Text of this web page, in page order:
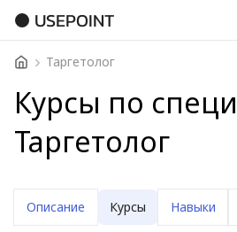
USEPOINT
Таргетолог
Курсы по
Таргетолог
Описание Курсы Навыки